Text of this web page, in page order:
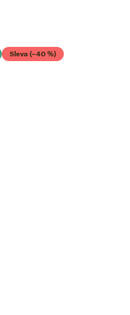
Sleva (–40 %)